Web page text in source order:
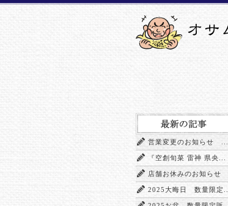
営業変更のお知らせ ...
『空創旬菜 雷神 県央...
店舗お休みのお知らせ
2025大晦日 数量限定...